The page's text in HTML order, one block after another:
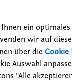
18:00 Uhr
Pfarrkirche Maria
Bubenreuth
ein
wir auf
über die Cookie
Auswahl
"Alle